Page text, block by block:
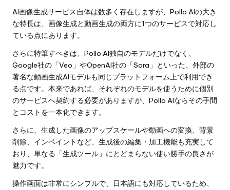
AI画像生成サービス自体は数多く存在しますが、Pollo AIの大き
な特長は、画像生成と動画生成の両方に1つのサービスで対応し
ている点にあります。
さらに特筆すべきは、Pollo AI独自のモデルだけでなく、
Google社の「Veo」やOpenAI社の「Sora」といった、外部の
著名な動画生成AIモデルも同じプラットフォーム上で利用でき
る点です。本来であれば、それぞれのモデルを使うために個別
のサービスへ契約する必要がありますが、Pollo AIならその手間
とコストを一本化できます。
さらに、生成した画像のアップスケールや動画への変換、背景
削除、インペイントなど、生成後の編集・加工機能も充実して
おり、単なる「生成ツール」にとどまらない使い勝手の良さが
魅力です。
操作画面は非常にシンプルで、日本語にも対応しているため、